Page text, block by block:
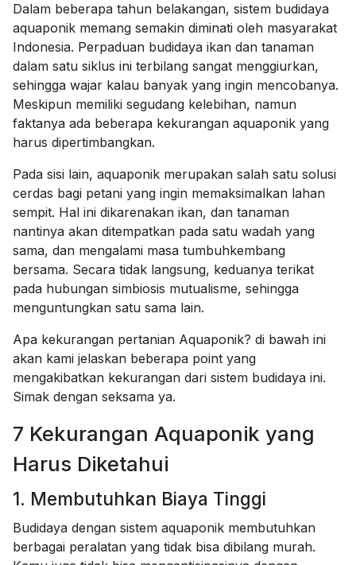
Dalam beberapa tahun belakangan, sistem budidaya
aquaponik memang semakin diminati oleh masyarakat
Indonesia. Perpaduan budidaya ikan dan tanaman
dalam satu siklus ini terbilang sangat menggiurkan,
sehingga wajar kalau banyak yang ingin mencobanya.
Meskipun memiliki segudang kelebihan, namun
faktanya ada beberapa kekurangan aquaponik yang
harus dipertimbangkan.
Pada sisi lain, aquaponik merupakan salah satu solusi
cerdas bagi petani yang ingin memaksimalkan lahan
sempit. Hal ini dikarenakan ikan, dan tanaman
nantinya akan ditempatkan pada satu wadah yang
sama, dan mengalami masa tumbuhkembang
bersama. Secara tidak langsung, keduanya terikat
pada hubungan simbiosis mutualisme, sehingga
menguntungkan satu sama lain.
Apa kekurangan pertanian Aquaponik? di bawah ini
akan kami jelaskan beberapa point yang
mengakibatkan kekurangan dari sistem budidaya ini.
Simak dengan seksama ya.
7 Kekurangan Aquaponik yang
Harus Diketahui
1. Membutuhkan Biaya Tinggi
Budidaya dengan sistem aquaponik membutuhkan
berbagai peralatan yang tidak bisa dibilang murah.